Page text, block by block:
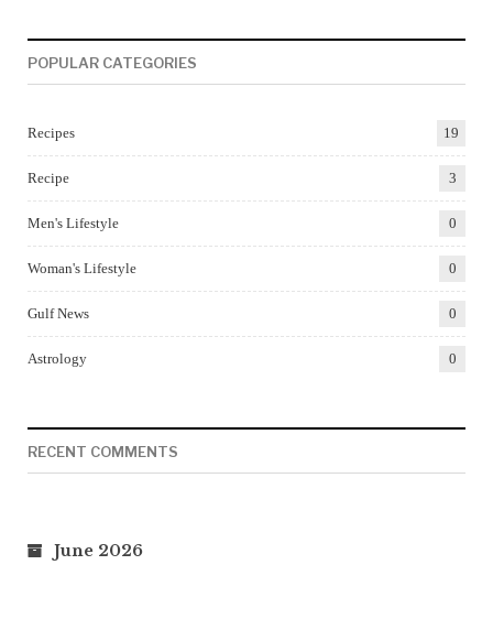
POPULAR CATEGORIES
Recipes 19
Recipe 3
Men's Lifestyle 0
Woman's Lifestyle 0
Gulf News 0
Astrology 0
RECENT COMMENTS
June 2026